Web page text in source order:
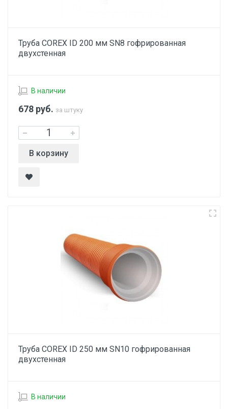
Труба COREX ID 200 мм SN8 гофрированная
двухстенная
В наличии
678 руб. за штуку
В корзину
Труба COREX ID 250 мм SN10 гофрированная
двухстенная
В наличии